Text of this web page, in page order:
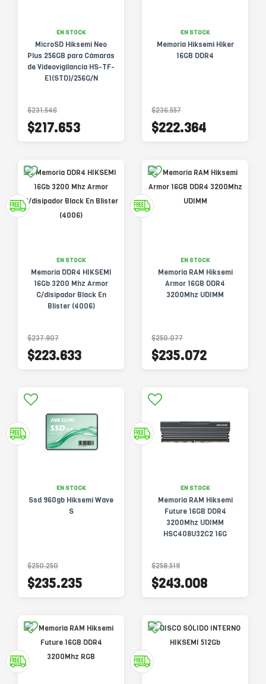
EN STOCK
MicroSD Hiksemi Neo
Plus 256GB para Cámaras
de Videovigilancia HS-TF-
E1(STD)/256G/N
$231.546
$217.653
EN STOCK
Memoria Hiksemi Hiker
16GB DDR4
$236.557
$222.364
EN STOCK
Memoria DDR4 HIKSEMI
16Gb 3200 Mhz Armor
C/disipador Black En
Blister (4006)
$237.907
$223.633
EN STOCK
Memoria RAM Hiksemi
Armor 16GB DDR4
3200Mhz UDIMM
$250.077
$235.072
EN STOCK
Ssd 960gb Hiksemi Wave
S
$250.250
$235.235
EN STOCK
Memoria RAM Hiksemi
Future 16GB DDR4
3200Mhz UDIMM
HSC408U32C2 16G
$258.519
$243.008